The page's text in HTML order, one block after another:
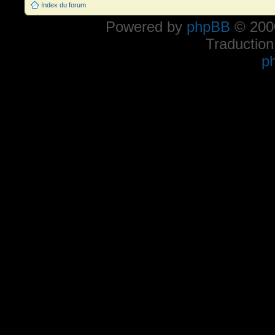
Index du forum
Powered by phpBB ©